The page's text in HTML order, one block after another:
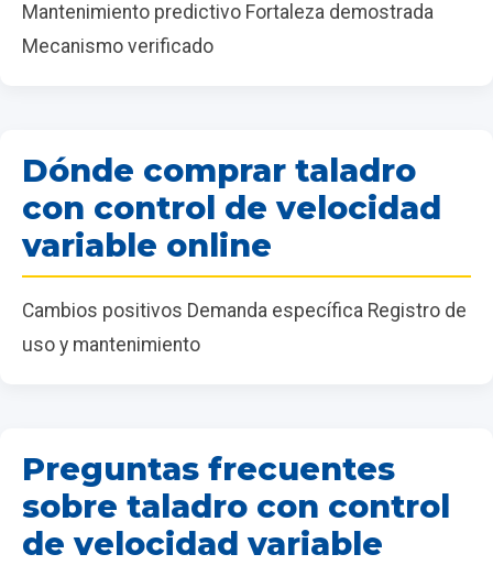
Mantenimiento predictivo Fortaleza demostrada
Mecanismo verificado
Dónde comprar taladro
con control de velocidad
variable online
Cambios positivos Demanda específica Registro de
uso y mantenimiento
Preguntas frecuentes
sobre taladro con control
de velocidad variable